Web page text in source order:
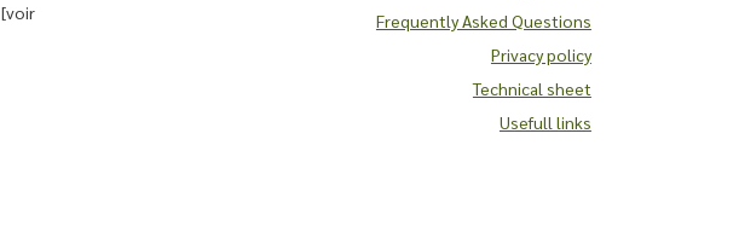
[voir
Frequently Asked Questions
Privacy policy
Technical sheet
Usefull links